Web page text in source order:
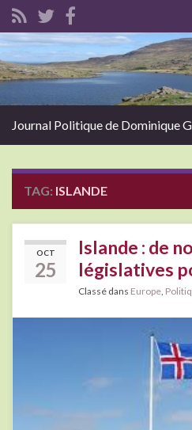
Search for:
Journal Politique de Dominique
TAG: ISLANDE
OCT
25
Islande : de
législatives
Classé dans Europe